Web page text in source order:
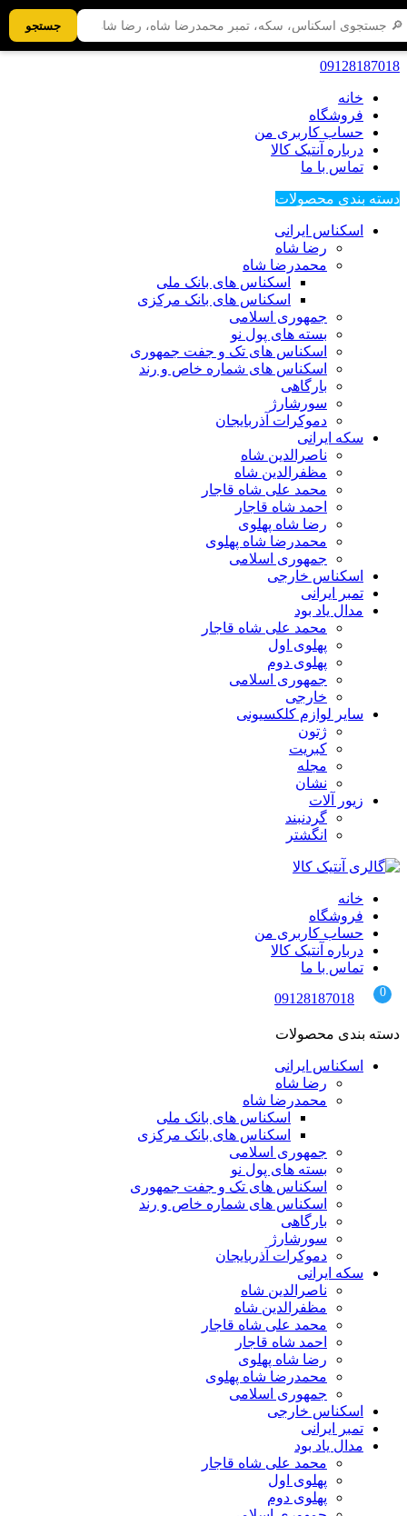
09128187018
خانه
فروشگاه
حساب کاربری من
درباره آنتیک کالا
تماس با ما
دسته بندی محصولات
اسکناس ایرانی
رضا شاه
محمدرضا شاه
اسکناس های بانک ملی
اسکناس های بانک مرکزی
جمهوری اسلامی
بسته های پول نو
اسکناس های تک و جفت جمهوری
اسکناس های شماره خاص و رند
بارگاهی
سورشارژ
دموکرات آذربایجان
سکه ایرانی
ناصرالدین شاه
مظفرالدین شاه
محمد علی شاه قاجار
احمد شاه قاجار
رضا شاه پهلوی
محمدرضا شاه پهلوی
جمهوری اسلامی
اسکناس خارجی
تمبر ایرانی
مدال یاد بود
محمد علی شاه قاجار
پهلوی اول
پهلوی دوم
جمهوری اسلامی
خارجی
سایر لوازم کلکسیونی
ژتون
کبریت
مجله
نشان
زیور آلات
گردنبند
انگشتر
خانه
فروشگاه
حساب کاربری من
درباره آنتیک کالا
تماس با ما
09128187018
دسته بندی محصولات
اسکناس ایرانی
رضا شاه
محمدرضا شاه
اسکناس های بانک ملی
اسکناس های بانک مرکزی
جمهوری اسلامی
بسته های پول نو
اسکناس های تک و جفت جمهوری
اسکناس های شماره خاص و رند
بارگاهی
سورشارژ
دموکرات آذربایجان
سکه ایرانی
ناصرالدین شاه
مظفرالدین شاه
محمد علی شاه قاجار
احمد شاه قاجار
رضا شاه پهلوی
محمدرضا شاه پهلوی
جمهوری اسلامی
اسکناس خارجی
تمبر ایرانی
مدال یاد بود
محمد علی شاه قاجار
پهلوی اول
پهلوی دوم
جستجو